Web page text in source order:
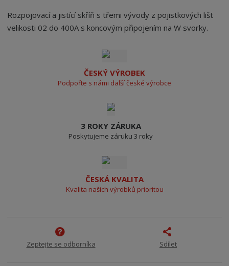
Rozpojovací a jistící skříň s třemi vývody z pojistkových lišt
velikosti 02 do 400A s koncovým připojením na W svorky.
ČESKÝ VÝROBEK
Podpořte s námi další české výrobce
3 ROKY ZÁRUKA
Poskytujeme záruku 3 roky
ČESKÁ KVALITA
Kvalita našich výrobků prioritou
Zeptejte se odborníka Sdílet